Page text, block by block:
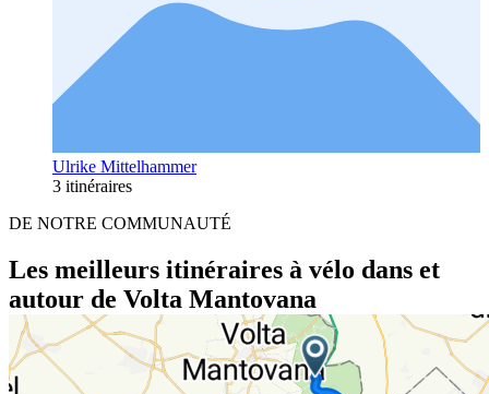
Ulrike Mittelhammer
3 itinéraires
DE NOTRE COMMUNAUTÉ
Les meilleurs itinéraires à vélo dans et
autour de Volta Mantovana